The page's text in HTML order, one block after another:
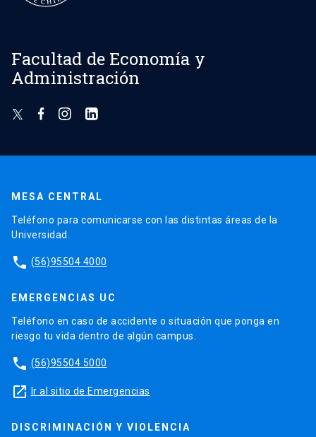
Facultad de Economía y
Administración
MESA CENTRAL
Teléfono para comunicarse con las distintas áreas de la
Universidad.
phone (56)95504 4000
EMERGENCIAS UC
Teléfono en caso de accidente o situación que ponga en
riesgo tu vida dentro de algún campus.
phone (56)95504 5000
launch Ir al sitio de Emergencias
DISCRIMINACIÓN Y VIOLENCIA